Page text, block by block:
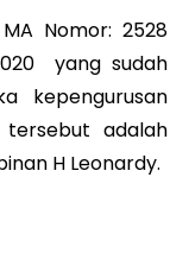
Nomor: 2528
yang sudah
kepengurusan
adalah
H Leonardy.